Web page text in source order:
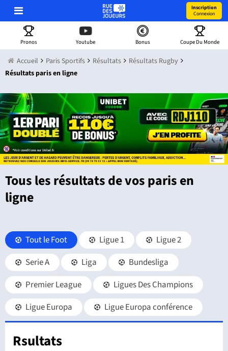
Inscription
Connexion
Pronos Youtube Bonus Coupe Du Monde
Accueil Paris Sportifs Résultats
Résultats Rugby
Résultats paris en ligne
Tous les résultats de vos paris en
ligne
Tout le Foot Ligue 1
Ligue 2
Serie A
Liga
Bundesliga
Premier League
Ligues Des Champions
Ligue Europa
Ligue Europa conférence
Rsultats